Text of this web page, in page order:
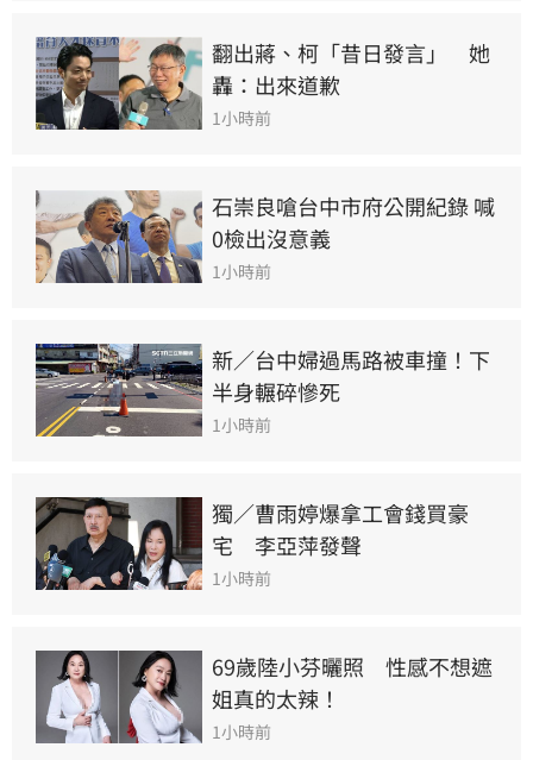
翻出蔣、柯「昔日發言」　她
轟：出來道歉
1小時前
石崇良嗆台中市府公開紀錄 喊
0檢出沒意義
1小時前
新／台中婦過馬路被車撞！下
半身輾碎慘死
1小時前
獨／曹雨婷爆拿工會錢買豪
宅　李亞萍發聲
1小時前
69歲陸小芬曬照　性感不想遮
姐真的太辣！
1小時前